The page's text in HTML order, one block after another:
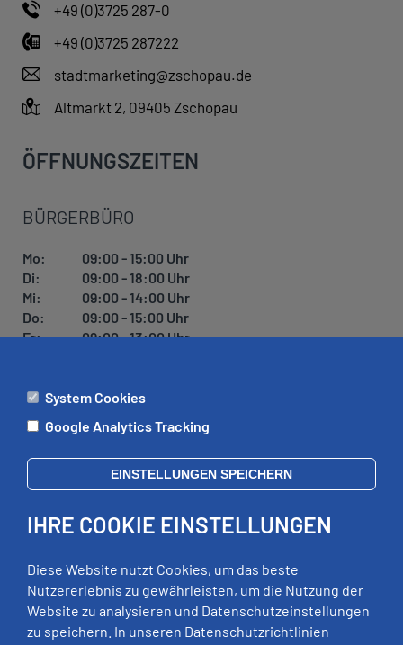
+49 (0)3725 287-0
+49 (0)3725 287222
stadtmarketing@zschopau.de
Altmarkt 2, 09405 Zschopau
ÖFFNUNGSZEITEN
BÜRGERBÜRO
Mo:
09:00 - 15:00 Uhr
Di:
09:00 - 18:00 Uhr
Mi:
09:00 - 14:00 Uhr
Do:
09:00 - 15:00 Uhr
Fr:
09:00 - 13:00 Uhr
ÄMTER
Di:
09:00 - 12:00 Uhr, 13:00 - 18:00 Uhr
Mi:
geschlossen
Fr:
09:00 - 12:00 Uhr
RECHTLICHES
System Cookies
Google Analytics Tracking
EINSTELLUNGEN SPEICHERN
IHRE COOKIE EINSTELLUNGEN
Diese Website nutzt Cookies, um das beste
Nutzererlebnis zu gewährleisten, um die Nutzung der
Website zu analysieren und Datenschutzeinstellungen
zu speichern. In unseren Datenschutzrichtlinien